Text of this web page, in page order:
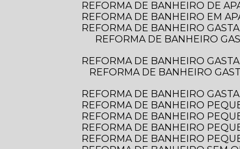
REFORMA DE BANHEIRO DE
REFORMA DE BANHEIRO EM
REFORMA DE BANHEIRO
REFORMA DE BANHEIRO GASTANDO POUCO: DICAS PRÁTICAS PARA TRANSFORMAR O ESPAÇO SEM ESTOURAR O
REFORMA DE BANHEIRO
REFORMA DE BANHEIRO GASTANDO POUCO: DICAS PRÁTICAS PARA TRANSFORMAR SEU ESPAÇO SEM ESTOURAR O
REFORMA DE BANHEIRO
REFORMA DE BANHEIRO
REFORMA DE BANHEIRO
REFORMA DE BANHEIRO
REFORMA DE BANHEIRO